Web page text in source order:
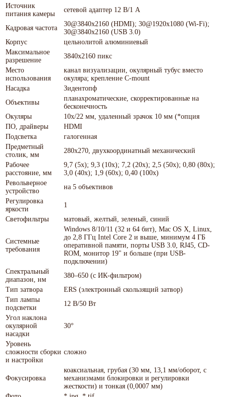
Источник
питания камеры
сетевой адаптер 12 В/1 А
Кадровая частота
30@3840х2160 (HDMI); 30@1920х1080 (Wi-Fi);
30@3840х2160 (USB 3.0)
Корпус
цельнолитой алюминиевый
Максимальное
разрешение
3840x2160 пикс
Место
использования
канал визуализации, окулярный тубус вместо
окуляра; крепление C-mount
Насадка
Зидентопф
Объективы
планахроматические, скорректированные на
бесконечность
Окуляры
10х/22 мм, удаленный зрачок 10 мм (*опция
ПО, драйверы
HDMI
Подсветка
галогенная
Предметный
столик, мм
280x270, двухкоординатный механический
Рабочее
расстояние, мм
9,7 (5x); 9,3 (10x); 7,2 (20x); 2,5 (50х); 0,80 (80х);
3,0 (40x); 1,9 (60х); 0,40 (100х)
Револьверное
устройство
на 5 объективов
Регулировка
яркости
1
Светофильтры
матовый, желтый, зеленый, синий
Системные
требования
Windows 8/10/11 (32 и 64 бит), Mac OS X, Linux,
до 2,8 ГГц Intel Core 2 и выше, минимум 4 ГБ
оперативной памяти, порты USB 3.0, RJ45, CD-
ROM, монитор 19" и больше (при USB-
подключении)
Спектральный
диапазон, нм
380–650 (с ИК-фильтром)
Тип затвора
ERS (электронный скользящий затвор)
Тип лампы
подсветки
12 В/50 Вт
Угол наклона
окулярной
насадки
30°
Уровень
сложности сборки
и настройки
сложно
Фокусировка
коаксиальная, грубая (30 мм, 13,1 мм/оборот, с
механизмами блокировки и регулировки
жесткости) и тонкая (0,0007 мм)